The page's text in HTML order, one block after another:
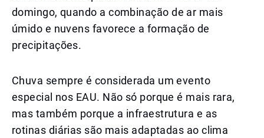
domingo, quando a combinação de ar mais
úmido e nuvens favorece a formação de
precipitações.
Chuva sempre é considerada um evento
especial nos EAU. Não só porque é mais rara,
mas também porque a infraestrutura e as
rotinas diárias são mais adaptadas ao clima